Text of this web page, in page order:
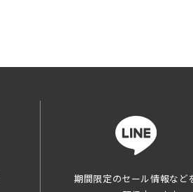
期間限定のセール情報など